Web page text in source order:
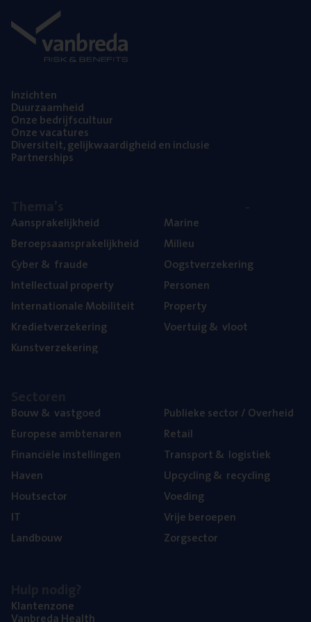
Inzich­ten
Duur­zaam­heid
Onze bedrijfs­cul­tuur
Onze vaca­tu­res
Diver­si­teit, gelijk­waar­dig­heid en inclusie
Part­ner­ships
Aan­spra­ke­lijk­heid
Beroeps­aan­spra­ke­lijk­heid
Cyber& fraude
Intel­lec­tu­al property
Inter­na­ti­o­na­le Mobiliteit
Kre­diet­ver­ze­ke­ring
Kunst­ver­ze­ke­ring
Mari­ne
Mili­eu
Oogst­ver­ze­ke­ring
Per­so­nen
Pro­per­ty
Voer­tuig& vloot
Bouw& vastgoed
Euro­pe­se ambtenaren
Finan­ci­ë­le instellingen
Haven
Hout­sec­tor
IT
Land­bouw
Publie­ke sec­tor / Overheid
Retail
Trans­port& logistiek
Upcy­cling& recycling
Voe­ding
Vrije beroe­pen
Zorg­sec­tor
Klan­ten­zo­ne
Van­b­re­da Health